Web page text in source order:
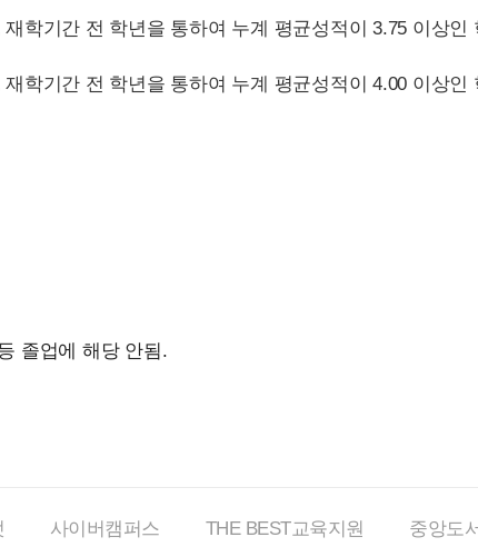
학기간 전 학년을 통하여 누계 평균성적이 3.75 이상인
학기간 전 학년을 통하여 누계 평균성적이 4.00 이상인
졸업에 해당 안됨.
사이버캠퍼스 THE BEST교육지원 중앙도